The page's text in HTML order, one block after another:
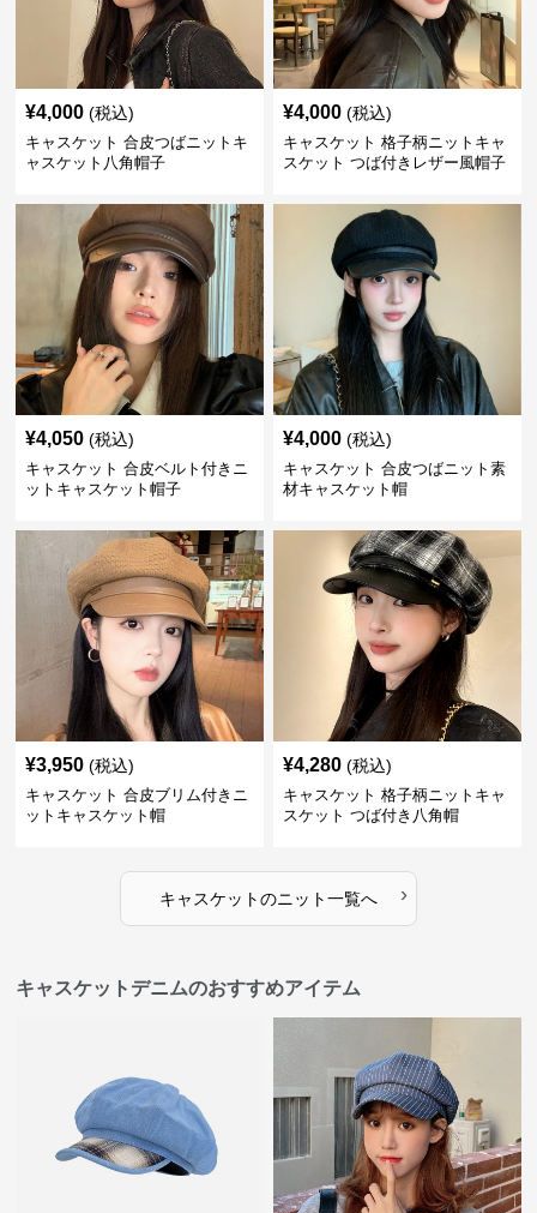
¥4,000 (税込)
キャスケット 合皮つばニットキ
ャスケット八角帽子
¥4,000 (税込)
キャスケット 格子柄ニットキャ
スケット つば付きレザー風帽子
¥4,050 (税込)
キャスケット 合皮ベルト付きニ
ットキャスケット帽子
¥4,000 (税込)
キャスケット 合皮つばニット素
材キャスケット帽
¥3,950 (税込)
キャスケット 合皮ブリム付きニ
ットキャスケット帽
¥4,280 (税込)
キャスケット 格子柄ニットキャ
スケット つば付き八角帽
キャスケットのニット一覧へ ›
キャスケットデニムのおすすめアイテム